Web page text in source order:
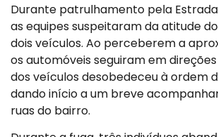
Durante patrulhamento pela Estrada
as equipes suspeitaram da atitude
dois veículos. Ao perceberem a
os automóveis seguiram em
dos veículos desobedeceu à ordem
dando início a um breve
ruas do bairro.